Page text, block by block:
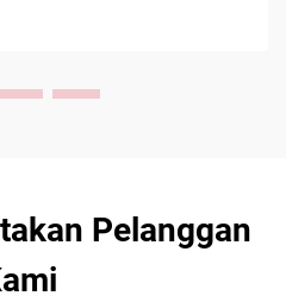
Pelanggan